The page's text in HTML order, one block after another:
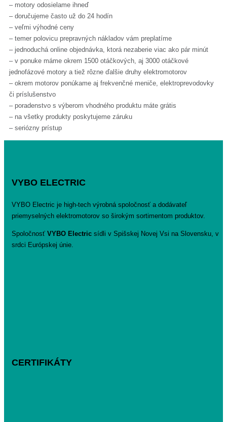
– motory odosielame ihneď
– doručujeme často už do 24 hodín
– veľmi výhodné ceny
– temer polovicu prepravných nákladov vám preplatíme
– jednoduchá online objednávka, ktorá nezaberie viac ako pár minút
– v ponuke máme okrem 1500 otáčkových, aj 3000 otáčkové
jednofázové motory a tiež rôzne ďalšie druhy elektromotorov
– okrem motorov ponúkame aj frekvenčné meniče, elektroprevodovky
či príslušenstvo
– poradenstvo s výberom vhodného produktu máte grátis
– na všetky produkty poskytujeme záruku
– seriózny prístup
VYBO ELECTRIC
VYBO Electric je high-tech výrobná spoločnosť a dodávateľ
priemyselných elektromotorov so širokým sortimentom produktov.
Spoločnosť VYBO Electric sídli v Spišskej Novej Vsi na Slovensku, v
srdci Európskej únie.
CERTIFIKÁTY